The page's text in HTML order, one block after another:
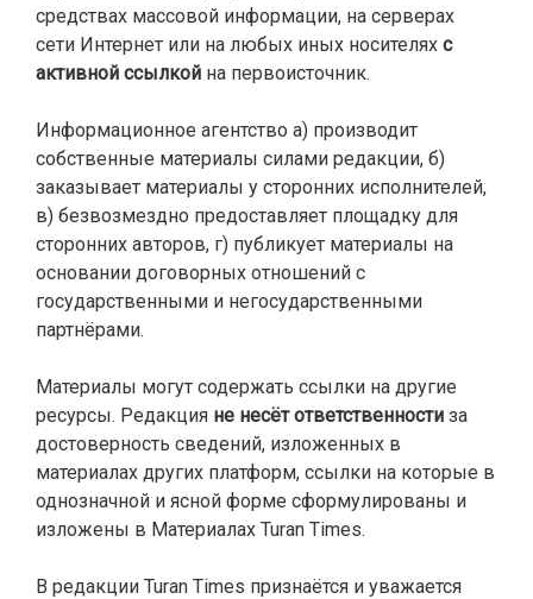
средствах массовой информации, на серверах
сети Интернет или на любых иных носителях с
активной ссылкой на первоисточник.
Информационное агентство а) производит
собственные материалы силами редакции, б)
заказывает материалы у сторонних исполнителей,
в) безвозмездно предоставляет площадку для
сторонних авторов, г) публикует материалы на
основании договорных отношений с
государственными и негосударственными
партнёрами.
Материалы могут содержать ссылки на другие
ресурсы. Редакция не несёт ответственности за
достоверность сведений, изложенных в
материалах других платформ, ссылки на которые в
однозначной и ясной форме сформулированы и
изложены в Материалах Turan Times.
В редакции Turan Times признаётся и уважается